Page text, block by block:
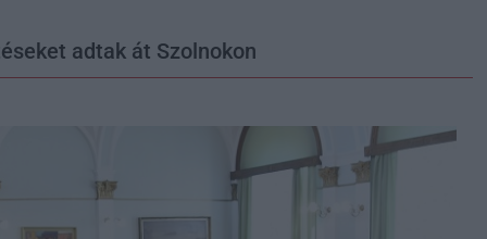
adtak át Szolnokon